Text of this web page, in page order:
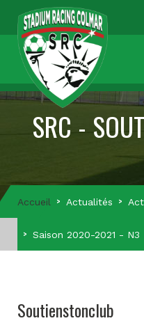
SRC -
Accueil Actualités
Saison 2020-2021 - N3
Soutienstonclub